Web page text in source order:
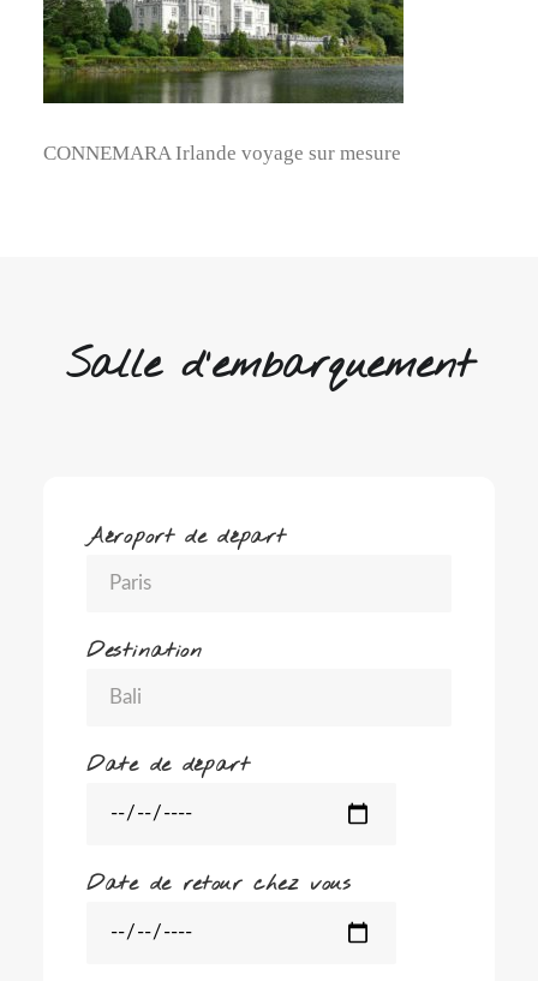
CONNEMARA Irlande voyage sur mesure
Salle d'embarquement
Aéroport de départ
Destination
Date de départ
Date de retour chez vous